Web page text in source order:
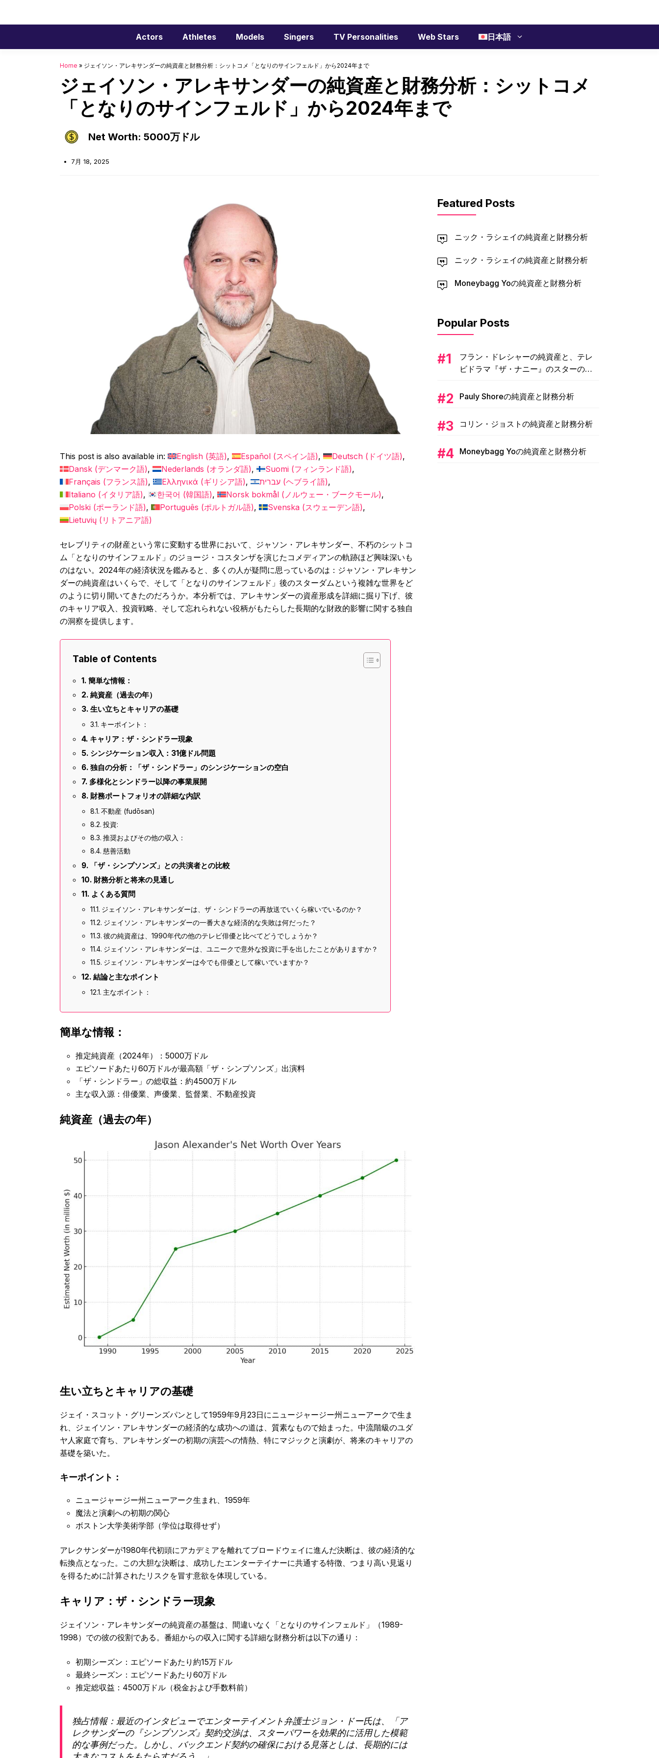
Actors Athletes Models Singers TV Personalities Web Stars 日本語
Home » ジェイソン・アレキサンダーの純資産と財務分析：シットコメ「となりのサインフェルド」から2024年まで
ジェイソン・アレキサンダーの純資産と財務分析：シットコメ
「となりのサインフェルド」から2024年まで
Net Worth: 5000万ドル
7月 18, 2025
This post is also available in: English (英語) Español (スペイン語) Deutsch ( ドイツ語)
Dansk (デンマーク語) Nederlands (オランダ語) Suomi (フィンランド語)
Français (フランス語) Ελληνικά (ギリシア語) עברית (ヘブライ語)
Italiano (イタリア語) 한국어 (韓国語) Norsk bokmål ( ノルウェー・ブークモール)
Polski (ポーランド語) Português (ポルトガル語) Svenska (スウェーデン語)
Lietuvių ( リトアニア語)
セレブリティの財産という常に変動する世界において、ジャソン・アレキサンダー、不朽のシットコ
ム「となりのサインフェルド」のジョージ・コスタンザを演じたコメディアンの軌跡ほど興味深いも
のはない。2024年の経済状況を鑑みると、多くの人が疑問に思っているのは：ジャソン・アレキサン
ダーの純資産はいくらで、そして「となりのサインフェルド」後のスターダムという複雑な世界をど
のように切り開いてきたのだろうか。本分析では、アレキサンダーの資産形成を詳細に掘り下げ、彼
のキャリア収入、投資戦略、そして忘れられない役柄がもたらした長期的な財政的影響に関する独自
の洞察を提供します。
Table of Contents
簡単な情報：
純資産（過去の年）
生い立ちとキャリアの基礎
キーポイント：
キャリア：ザ・シンドラー現象
シンジケーション収入：31億ドル問題
独自の分析：「ザ・シンドラー」のシンジケーションの空白
多様化とシンドラー以降の事業展開
財務ポートフォリオの詳細な内訳
不動産 (fudōsan)
投資:
推奨およびその他の収入：
慈善活動
「ザ・シンプソンズ」との共演者との比較
財務分析と将来の見通し
よくある質問
ジェイソン・アレキサンダーは、ザ・シンドラーの再放送でいくら稼いでいるのか？
ジェイソン・アレキサンダーの一番大きな経済的な失敗は何だった？
彼の純資産は、1990年代の他のテレビ俳優と比べてどうでしょうか？
ジェイソン・アレキサンダーは、ユニークで意外な投資に手を出したことがありますか？
ジェイソン・アレキサンダーは今でも俳優として稼いでいますか？
結論と主なポイント
主なポイント：
簡単な情報：
推定純資産（2024年）：5000万ドル
エピソードあたり60万ドルが最高額「ザ・シンプソンズ」出演料
「ザ・シンドラー」の総収益：約4500万ドル
主な収入源：俳優業、声優業、監督業、不動産投資
純資産（過去の年）
生い立ちとキャリアの基礎
ジェイ・スコット・グリーンズパンとして1959年9月23日にニュージャージー州ニューアークで生ま
れ、ジェイソン・アレキサンダーの経済的な成功への道は、質素なもので始まった。中流階級のユダ
ヤ人家庭で育ち、アレキサンダーの初期の演芸への情熱、特にマジックと演劇が、将来のキャリアの
基礎を築いた。
キーポイント：
ニュージャージー州ニューアーク生まれ、1959年
魔法と演劇への初期の関心
ボストン大学美術学部（学位は取得せず）
アレクサンダーが1980年代初頭にアカデミアを離れてブロードウェイに進んだ決断は、彼の経済的な
転換点となった。この大胆な決断は、成功したエンターテイナーに共通する特徴、つまり高い見返り
を得るために計算されたリスクを冒す意欲を体現している。
キャリア：ザ・シンドラー現象
ジェイソン・アレキサンダーの純資産の基盤は、間違いなく「となりのサインフェルド」（1989-
1998）での彼の役割である。番組からの収入に関する詳細な財務分析は以下の通り：
初期シーズン：エピソードあたり約15万ドル
最終シーズン：エピソードあたり60万ドル
推定総収益：4500万ドル（税金および手数料前）
独占情報：最近のインタビューでエンターテイメント弁護士ジョン・ドー氏は、「ア
レクサンダーの『シンプソンズ』契約交渉は、スターパワーを効果的に活用した模範
的な事例だった。しかし、バックエンド契約の確保における見落としは、長期的には
Featured Posts
ニック・ラシェイの純資産と財務分析
ニック・ラシェイの純資産と財務分析
Moneybagg Yoの純資産と財務分析
Popular Posts
フラン・ドレシャーの純資産と、テレ
ビドラマ『ザ・ナニー』のスターの
Pauly Shoreの純資産と財務分析
コリン・ジョストの純資産と財務分析
Moneybagg Yoの純資産と財務分析